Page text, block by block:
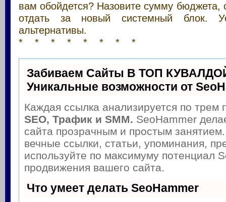
вам обойдется? Назовите сумму бюджета,
отдать за новый системный блок.
альтернативы.
* * * * * * * *
Забиваем Сайты В ТОП
Уникальные возможности от
Каждая ссылка анализируется по трем
SEO, Трафик и SMM. SeoHammer
сайта прозрачным и простым
вечные ссылки, статьи, упоминания,
используйте по максимуму потенциал
продвижения вашего сайта.
Что умеет делать SeoHammer